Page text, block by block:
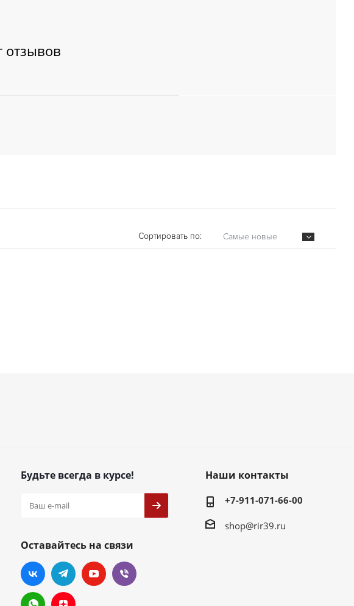
отзывов
Сортировать по: Самые новые
Будьте всегда в курсе!
Оставайтесь на связи
Наши контакты
+7-911-071-66-00
shop@rir39.ru